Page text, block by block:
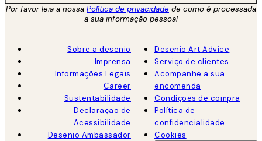
Por favor leia a nossa Política de privacidade de como é processada
a sua informação pessoal
Sobre a desenio
Imprensa
Informações Legais
Career
Sustentabilidade
Declaração de
Acessibilidade
Desenio Ambassador
Desenio Art Advice
Serviço de clientes
Acompanhe a sua
encomenda
Condições de compra
Política de
confidencialidade
Cookies